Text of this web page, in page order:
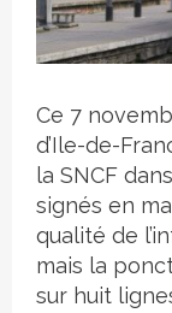
Crédit photo
Ce 7
d’Ile-de-
la SNCF
signés en
qualité de
mais la
sur huit